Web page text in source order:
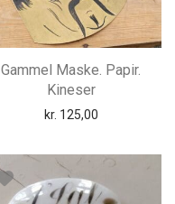
Gammel Maske. Papir.
Kineser
kr. 125,00